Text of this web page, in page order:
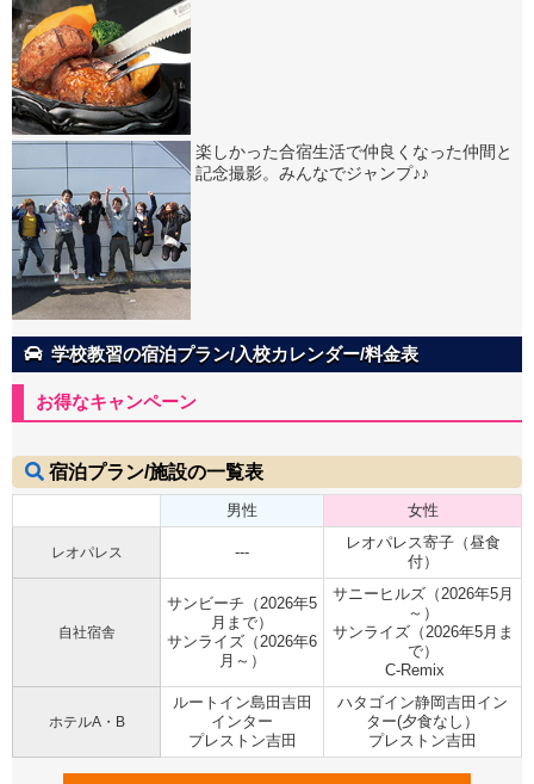
楽しかった合宿生活で仲良くなった仲間と
記念撮影。みんなでジャンプ♪♪
学校教習の宿泊プラン/入校カレンダー/料金表
お得なキャンペーン
宿泊プラン/施設の一覧表
男性 女性
レオパレス ---
レオパレス寄子（昼食
付）
自社宿舎
サンビーチ（2026年5
月まで）
サンライズ（2026年6
月～）
サニーヒルズ（2026年5月
～）
サンライズ（2026年5月ま
で）
C-Remix
ホテルA・B
ルートイン島田吉田
インター
プレストン吉田
ハタゴイン静岡吉田イン
ター(夕食なし）
プレストン吉田